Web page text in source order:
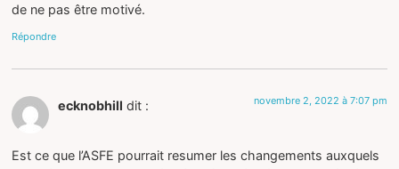
de ne pas être motivé.
Répondre
ecknobhill dit : novembre 2, 2022 à 7:07 pm
Est ce que l’ASFE pourrait resumer les changements auxquels